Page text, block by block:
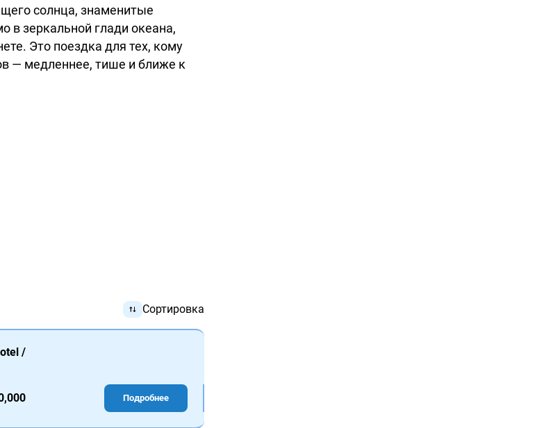
солнца, знаменитые
в зеркальной глади океана,
Это поездка для тех, кому
— медленнее, тише и ближе к
Сортировка
/
Подробнее